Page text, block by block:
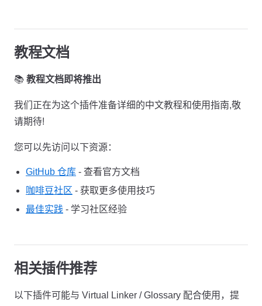
教程文档
📚 教程文档即将推出
我们正在为这个插件准备详细的中文教程和使用指南,敬
请期待!
您可以先访问以下资源：
GitHub 仓库 - 查看官方文档
咖啡豆社区 - 获取更多使用技巧
最佳实践 - 学习社区经验
相关插件推荐
以下插件可能与 Virtual Linker / Glossary 配合使用，提